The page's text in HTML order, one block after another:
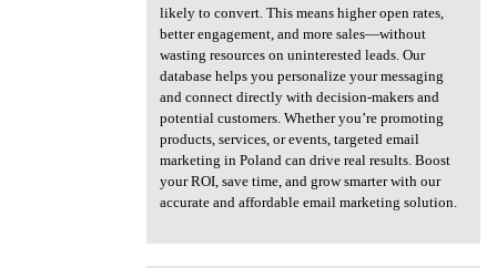
likely to convert. This means higher open rates,
better engagement, and more sales—without
wasting resources on uninterested leads. Our
database helps you personalize your messaging
and connect directly with decision-makers and
potential customers. Whether you’re promoting
products, services, or events, targeted email
marketing in Poland can drive real results. Boost
your ROI, save time, and grow smarter with our
accurate and affordable email marketing solution.